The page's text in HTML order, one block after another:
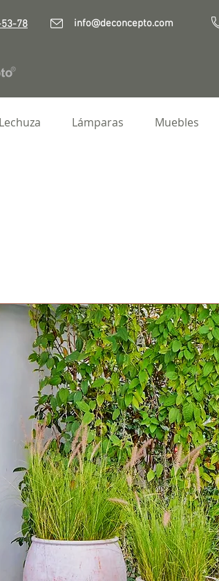
78 info@deconcepto.com
Lechuza Lámparas Muebles